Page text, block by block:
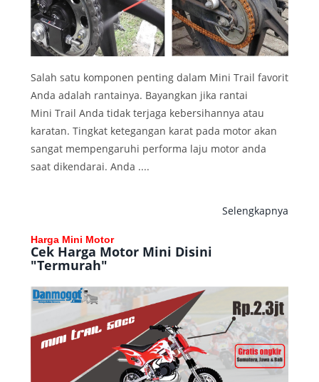
Salah satu komponen penting dalam Mini Trail favorit
Anda adalah rantainya. Bayangkan jika rantai
Mini Trail Anda tidak terjaga kebersihannya atau
karatan. Tingkat ketegangan karat pada motor akan
sangat mempengaruhi performa laju motor anda
saat dikendarai. Anda ....
Selengkapnya
Harga Mini Motor
Cek Harga Motor Mini Disini
"Termurah"